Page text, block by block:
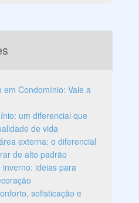
em Condomínio: Vale a
um diferencial que
de vida
externa: o diferencial
de alto padrão
ideias para
sofisticação e